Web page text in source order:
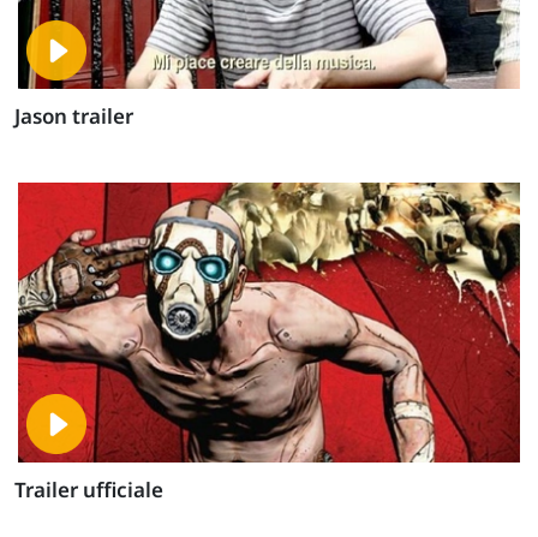
Jason trailer
Trailer ufficiale